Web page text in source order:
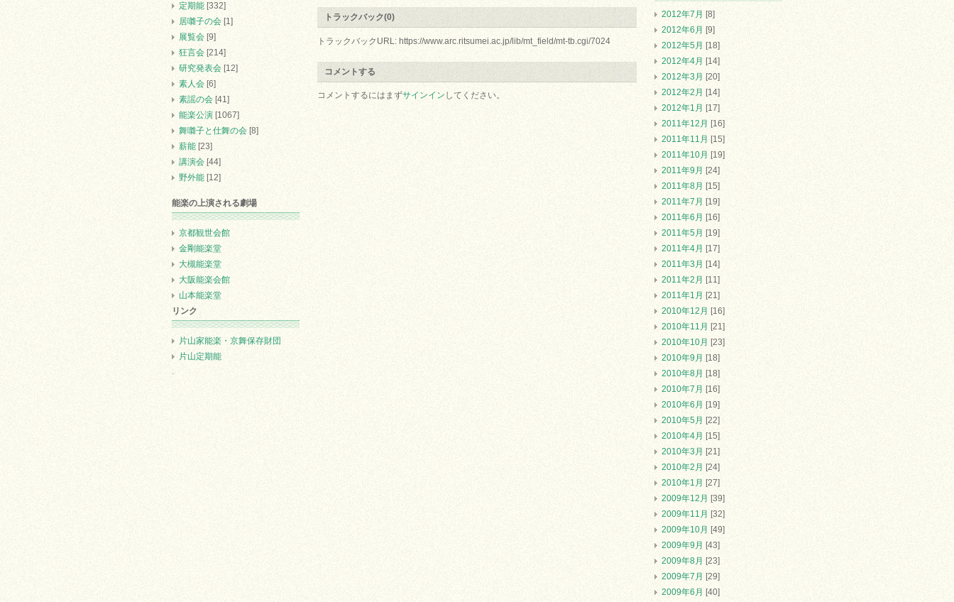
トラックバック(0)
トラックバックURL: https://www.arc.ritsumei.ac.jp/lib/mt_field/mt-tb.cgi/7024
コメントする
コメントするにはまずサインイン してください。
定期能 [332]
居囃子の会 [1]
展覧会 [9]
狂言会 [214]
研究発表会 [12]
素人会 [6]
素謡の会 [41]
能楽公演 [1067]
舞囃子と仕舞の会 [8]
薪能 [23]
講演会 [44]
野外能 [12]
能楽の上演される劇場
京都観世会館
金剛能楽堂
大槻能楽堂
大阪能楽会館
山本能楽堂
リンク
片山家能楽・京舞保存財団
片山定期能
.
2012年7月 [8]
2012年6月 [9]
2012年5月 [18]
2012年4月 [14]
2012年3月 [20]
2012年2月 [14]
2012年1月 [17]
2011年12月 [16]
2011年11月 [15]
2011年10月 [19]
2011年9月 [24]
2011年8月 [15]
2011年7月 [19]
2011年6月 [16]
2011年5月 [19]
2011年4月 [17]
2011年3月 [14]
2011年2月 [11]
2011年1月 [21]
2010年12月 [16]
2010年11月 [21]
2010年10月 [23]
2010年9月 [18]
2010年8月 [18]
2010年7月 [16]
2010年6月 [19]
2010年5月 [22]
2010年4月 [15]
2010年3月 [21]
2010年2月 [24]
2010年1月 [27]
2009年12月 [39]
2009年11月 [32]
2009年10月 [49]
2009年9月 [43]
2009年8月 [23]
2009年7月 [29]
2009年6月 [40]